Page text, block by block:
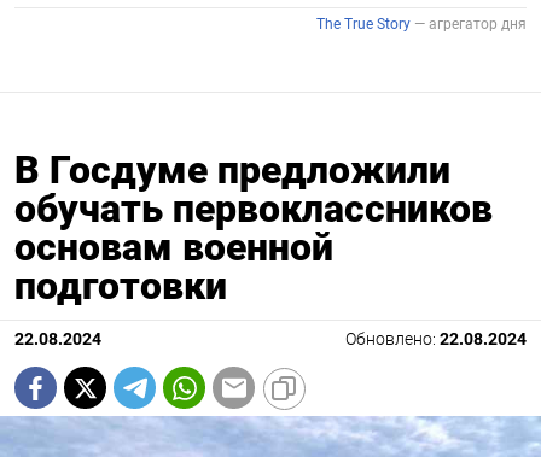
В Госдуме предложили
обучать первоклассников
основам военной
подготовки
22.08.2024 Обновлено: 22.08.2024